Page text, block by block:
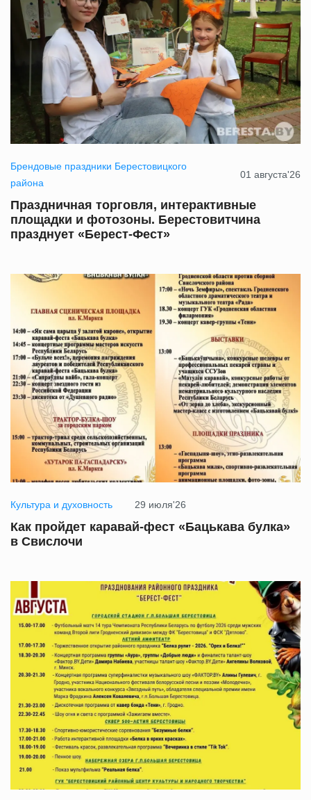
Брендовые праздники Берестовицкого
района
01 августа'26
Праздничная торговля, интерактивные
площадки и фотозоны. Берестовитчина
празднует «Берест-Фест»
Культура и духовность 29 июля'26
Как пройдет каравай-фест «Бацькава булка»
в Свислочи